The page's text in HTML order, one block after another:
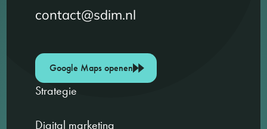
contact@sdim.nl
Google Maps openen
Strategie
Digital marketing